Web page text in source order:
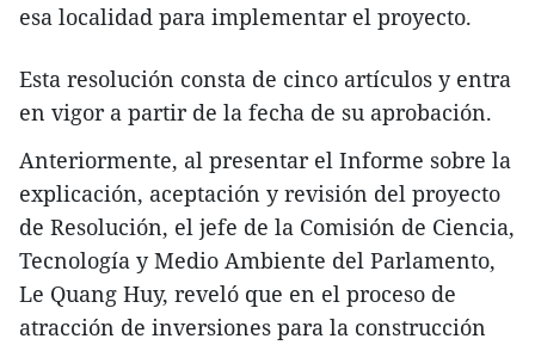
esa localidad para implementar el proyecto.
Esta resolución consta de cinco artículos y entra
en vigor a partir de la fecha de su aprobación.
Anteriormente, al presentar el Informe sobre la
explicación, aceptación y revisión del proyecto
de Resolución, el jefe de la Comisión de Ciencia,
Tecnología y Medio Ambiente del Parlamento,
Le Quang Huy, reveló que en el proceso de
atracción de inversiones para la construcción